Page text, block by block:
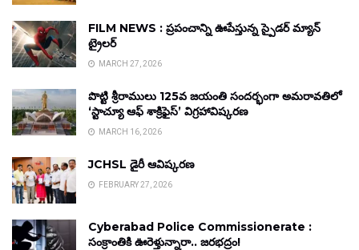
FILM NEWS : ప్రపంచాన్ని ఊపేస్తున్న స్పైడర్ మ్యాన్
ట్రైలర్
MARCH 27, 2026
పొట్టి శ్రీరాములు 125వ జయంతి సందర్భంగా అమరావతిలో
‘స్టాచ్యూ ఆఫ్ శాక్రిఫైస్’ విగ్రహావిష్కరణ
MARCH 16, 2026
JCHSL డైరీ ఆవిష్కరణ
FEBRUARY 27, 2026
Cyberabad Police Commissionerate :
సంక్రాంతికి ఊరెళ్తున్నారా.. జరభద్రం!